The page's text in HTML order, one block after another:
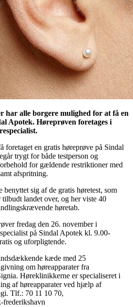
har alle borgere mulighed for at få en
Apotek. Høreprøven foretages i
foretaget en gratis høreprøve på Sindal
trygt for både testperson og
for gældende restriktioner med
afspritning.
benyttet sig af de gratis høretest, som
tilbudt landet over, og her viste 40
høretab.
fredag den 26. november i
på Sindal Apotek kl. 9.00-
og uforpligtende.
kæde med 25
om høreapparater fra
Høreklinikkerne er specialiseret i
af høreapparater ved hjælp af
Tlf.: 70 11 10 70,